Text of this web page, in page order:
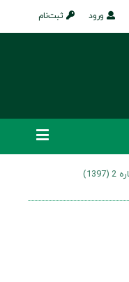
ثبت‌نام ورود